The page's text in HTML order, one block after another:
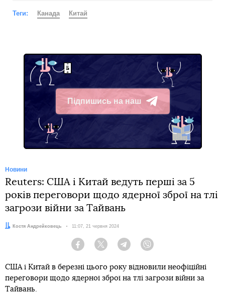
Теги: Канада Китай
Підпишись на наш
Telegram
Новини
Reuters: США і Китай ведуть перші за 5
років переговори щодо ядерної зброї на тлі
загрози війни за Тайвань
Автор:Костя Андрейковець Дата:
11:07, 21 червня 2024
Facebook Twitter Telegram
США і Китай в березні цього року відновили неофіційні
переговори щодо ядерної зброї на тлі загрози війни за
Тайвань.